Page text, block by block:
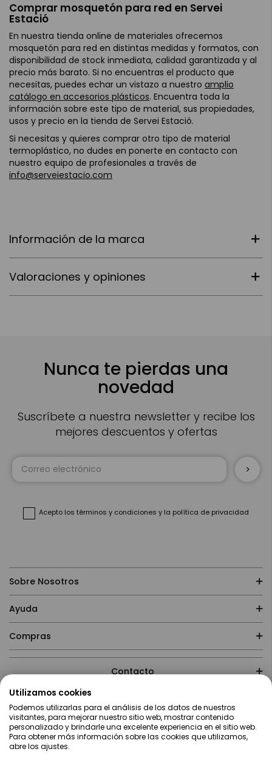
Comprar mosquetón para red en Servei
Estació
En nuestra tienda online de materiales ofrecemos
mosquetón para red en distintas medidas y formatos, con
disponibilidad de stock inmediata, calidad garantizada y al
precio más barato. Si no encuentras el producto que
necesitas, puedes echar un vistazo a nuestro amplio
catálogo en accesorios plásticos. Encuentra toda la
información sobre este tipo de material, sus propiedades,
usos y precio en la tienda de Servei Estació.
Si necesitas y quieres comprar otro tipo de material
termoplástico, no dudes en ponerte en contacto con
nuestro equipo de profesionales a través de
info@serveiestacio.com
Información de la marca
Valoraciones y opiniones
Nunca te pierdas una
novedad
Suscríbete a nuestra newsletter y recibe los
mejores descuentos y ofertas
Acepto los términos y condiciones y la política de privacidad
Sobre Nosotros
Ayuda
Compras
Contacto
Utilizamos cookies
Podemos utilizarlas para el análisis de los datos de nuestros
visitantes, para mejorar nuestro sitio web, mostrar contenido
personalizado y brindarle una excelente experiencia en el sitio web.
Para obtener más información sobre las cookies que utilizamos,
abre los ajustes.